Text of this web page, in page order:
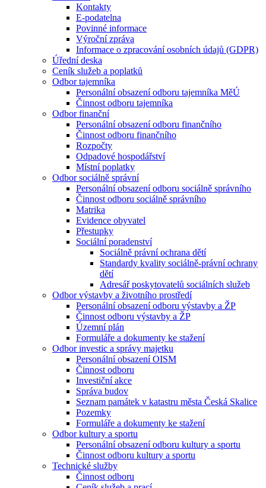
Kontakty
E-podatelna
Povinné informace
Výroční zpráva
Informace o zpracování osobních údajů (GDPR)
Úřední deska
Ceník služeb a poplatků
Odbor tajemníka
Personální obsazení odboru tajemníka MěÚ
Činnost odboru tajemníka
Odbor finanční
Personální obsazení odboru finančního
Činnost odboru finančního
Rozpočty
Odpadové hospodářství
Místní poplatky
Odbor sociálně správní
Personální obsazení odboru sociálně správního
Činnost odboru sociálně správního
Matrika
Evidence obyvatel
Přestupky
Sociální poradenství
Sociálně právní ochrana dětí
Standardy kvality sociálně-právní ochrany
dětí
Adresář poskytovatelů sociálních služeb
Odbor výstavby a životního prostředí
Personální obsazení odboru výstavby a ŽP
Činnost odboru výstavby a ŽP
Územní plán
Formuláře a dokumenty ke stažení
Odbor investic a správy majetku
Personální obsazení OISM
Činnost odboru
Investiční akce
Správa budov
Seznam památek v katastru města Česká Skalice
Pozemky
Formuláře a dokumenty ke stažení
Odbor kultury a sportu
Personální obsazení odboru kultury a sportu
Činnost odboru kultury a sportu
Technické služby
Činnost odboru